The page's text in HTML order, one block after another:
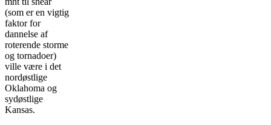
(som er en vigtig
faktor for
dannelse af
roterende storme
og tornadoer)
ville være i det
nordøstlige
Oklahoma og
sydøstlige
Kansas.